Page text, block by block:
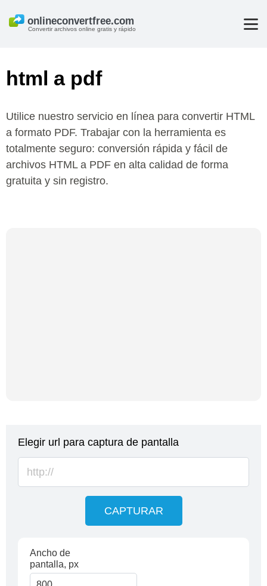
Convertir archivos online gratis y rápido
html a pdf
Utilice nuestro servicio en línea para convertir HTML
a formato PDF. Trabajar con la herramienta es
totalmente seguro: conversión rápida y fácil de
archivos HTML a PDF en alta calidad de forma
gratuita y sin registro.
Elegir url para captura de pantalla
CAPTURAR
Ancho de
pantalla, px